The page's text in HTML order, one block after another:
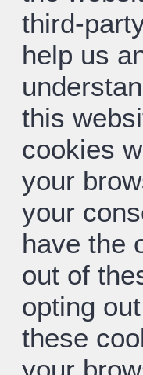
third-
help us
this
cookies
your
your
have the
out of
opting
these